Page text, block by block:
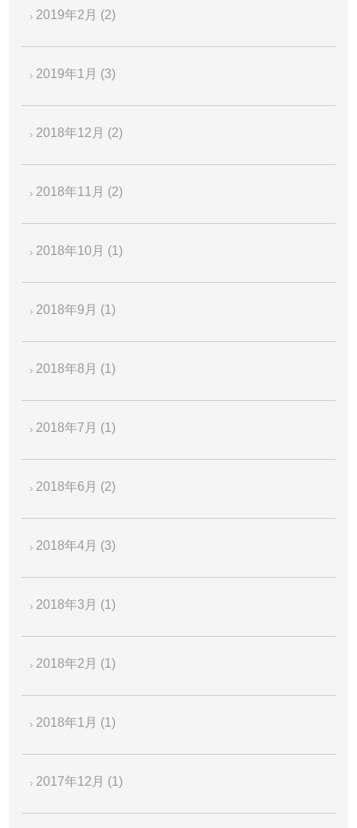
2019年2月 (2)
2019年1月 (3)
2018年12月 (2)
2018年11月 (2)
2018年10月 (1)
2018年9月 (1)
2018年8月 (1)
2018年7月 (1)
2018年6月 (2)
2018年4月 (3)
2018年3月 (1)
2018年2月 (1)
2018年1月 (1)
2017年12月 (1)